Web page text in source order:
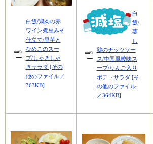
白飯/鶏肉の赤
ワイン煮豆みそ
仕立て/里芋と
なめこのスー
プ/しゃきしゃ
きサラダ [その
他のファイル／
363KB]
白
飯/
蒸
し
鶏のナッツソー
ス/中国風酸味ス
ープ/りんご入り
ポテトサラダ [そ
の他のファイル
／364KB]